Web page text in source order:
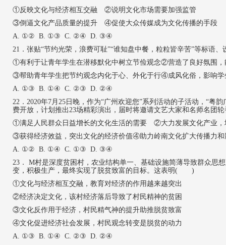
①反映文化与经济相互交融 ②说明文化市场需要加强监管
③倒逼文化产品质量的提升 ④促使大众传媒成为文化传播的手段
A. ①② B. ①③ C. ②④ D. ③④
21 ．张贴“节约光荣，浪费可耻”“谁知盘中餐，粒粒皆辛苦”等标
①有利于让青年学生在潜移默化中树立节俭观念②营造了良好氛围，
③帮助青年学生把节约观念内化于心、外化于行④成风化俗，影响学
A. ①③ B. ①④ C. ②③ D. ②④
22 ． 2020年7月25日晚，作为“广州欢迎您”系列活动的子活动，“
费开放，计划推出23场精彩演出，届时将邀请文艺大家和名师名
①满足人民群众日益增长的文化生活的需要 ②大力发展文化产业，
③获得经济效益，突出文化的经济价值④助力岭南文化扩大传播力
A. ①② B. ①④ C. ①③ D. ③④
23 ．
M村是深度贫困村，农业结构单一、基础设施简薄导致群众思
变，积极生产，最终实现了脱贫致富的目标。这表明( )
①文化与经济相互交融，教育对经济的作用越来越突出
②经济决定文化，该村经济落后导致了村民精神的贫困
③文化反作用于经济，村民精气神的提升助推脱贫致富
④文化促进经济社会发展，村民观念转变是脱贫的动力
A. ①③ B. ①④ C. ②③ D. ②④